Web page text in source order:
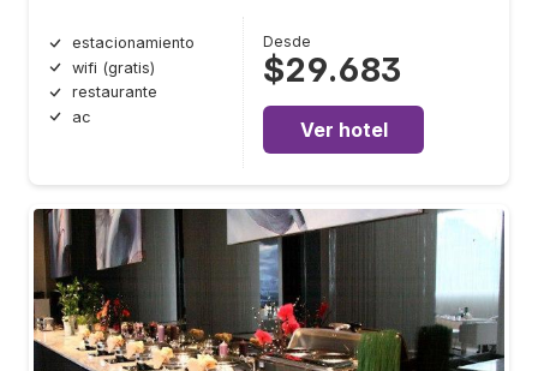
estacionamiento
wifi (gratis)
restaurante
ac
Desde
$29.683
Ver hotel